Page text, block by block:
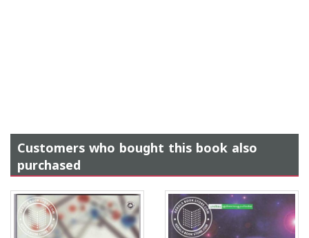
Customers who bought this book also
purchased